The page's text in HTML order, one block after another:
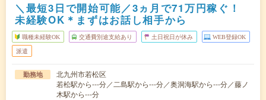
＼最短3日で開始可能／3ヵ月で71万円稼ぐ！
未経験OK＊まずはお話し相手から
職種未経験OK 交通費別途支給あり 土日祝日が休み WEB登録OK
派遣
勤務地
北九州市若松区
若松駅から---分／二島駅から---分／奥洞海駅から---分／藤ノ
木駅から---分